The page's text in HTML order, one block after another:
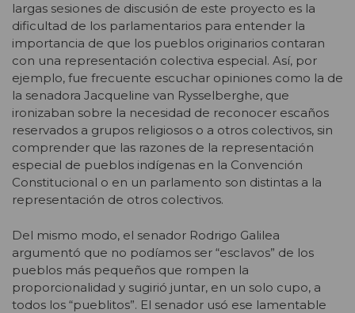
largas sesiones de discusión de este proyecto es la
dificultad de los parlamentarios para entender la
importancia de que los pueblos originarios contaran
con una representación colectiva especial. Así, por
ejemplo, fue frecuente escuchar opiniones como la de
la senadora Jacqueline van Rysselberghe, que
ironizaban sobre la necesidad de reconocer escaños
reservados a grupos religiosos o a otros colectivos, sin
comprender que las razones de la representación
especial de pueblos indígenas en la Convención
Constitucional o en un parlamento son distintas a la
representación de otros colectivos.
Del mismo modo, el senador Rodrigo Galilea
argumentó que no podíamos ser “esclavos” de los
pueblos más pequeños que rompen la
proporcionalidad y sugirió juntar, en un solo cupo, a
todos los “pueblitos”. El senador usó ese lamentable